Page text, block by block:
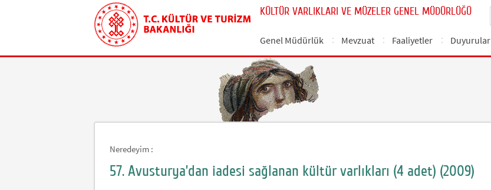
KÜLTÜR VARLIKLARI VE MÜZELER GENEL MÜDÜRLÜĞÜ
Genel Müdürlük Mevzuat Faaliyetler Duyurular
Neredeyim :
57. Avusturya’dan iadesi sağlanan kültür varlıkları (4 adet) (2009)